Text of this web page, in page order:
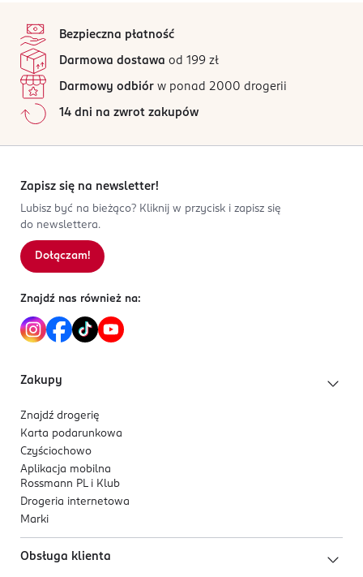
Bezpieczna płatność
Darmowa dostawa od 199 zł
Darmowy odbiór w ponad 2000 drogerii
14 dni na zwrot zakupów
Zapisz się na newsletter!
Lubisz być na bieżąco? Kliknij w przycisk i zapisz się
do newslettera.
Dołączam!
Znajdź nas również na:
Zakupy
Znajdź drogerię
Karta podarunkowa
Czyściochowo
Aplikacja mobilna
Rossmann PL i Klub
Drogeria internetowa
Marki
Obsługa klienta